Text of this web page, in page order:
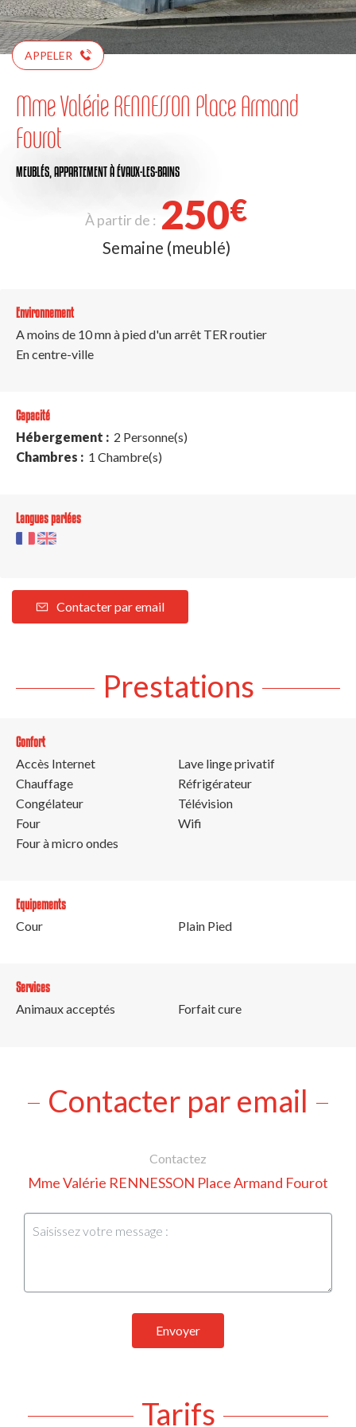
APPELER
Mme Valérie RENNESSON Place Armand
Fourot
MEUBLÉS, APPARTEMENTÀ ÉVAUX-LES-BAINS
À partir de : 250€
Semaine (meublé)
Environnement
A moins de 10 mn à pied d'un arrêt TER routier
En centre-ville
Capacité
Hébergement : 2 Personne(s)
Chambres : 1 Chambre(s)
Langues parlées
Contacter par email
Prestations
Confort
Accès Internet
Chauffage
Congélateur
Four
Four à micro ondes
Lave linge privatif
Réfrigérateur
Télévision
Wifi
Equipements
Cour
Plain Pied
Services
Animaux acceptés
Forfait cure
Contacter par email
Contactez
Mme Valérie RENNESSON Place Armand Fourot
Envoyer
Tarifs